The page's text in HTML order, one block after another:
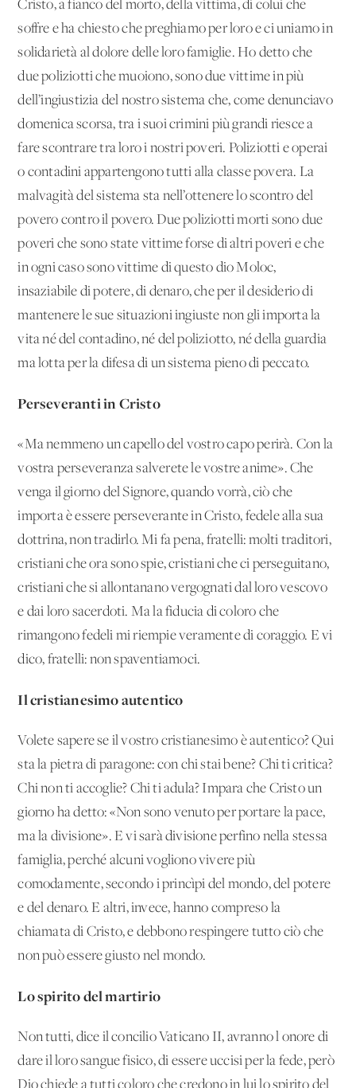
Cristo, a fianco del morto, della vittima, di colui che
soffre e ha chiesto che preghiamo per loro e ci uniamo in
solidarietà al dolore delle loro famiglie. Ho detto che
due poliziotti che muoiono, sono due vittime in più
dell’ingiustizia del nostro sistema che, come denunciavo
domenica scorsa, tra i suoi crimini più grandi riesce a
fare scontrare tra loro i nostri poveri. Poliziotti e operai
o contadini appartengono tutti alla classe povera. La
malvagità del sistema sta nell’ottenere lo scontro del
povero contro il povero. Due poliziotti morti sono due
poveri che sono state vittime forse di altri poveri e che
in ogni caso sono vittime di questo dio Moloc,
insaziabile di potere, di denaro, che per il desiderio di
mantenere le sue situazioni ingiuste non gli importa la
vita né del contadino, né del poliziotto, né della guardia
ma lotta per la difesa di un sistema pieno di peccato.
Perseveranti in Cristo
«Ma nemmeno un capello del vostro capo perirà. Con la
vostra perseveranza salverete le vostre anime». Che
venga il giorno del Signore, quando vorrà, ciò che
importa è essere perseverante in Cristo, fedele alla sua
dottrina, non tradirlo. Mi fa pena, fratelli: molti traditori,
cristiani che ora sono spie, cristiani che ci perseguitano,
cristiani che si allontanano vergognati dal loro vescovo
e dai loro sacerdoti. Ma la fiducia di coloro che
rimangono fedeli mi riempie veramente di coraggio. E vi
dico, fratelli: non spaventiamoci.
Il cristianesimo autentico
Volete sapere se il vostro cristianesimo è autentico? Qui
sta la pietra di paragone: con chi stai bene? Chi ti critica?
Chi non ti accoglie? Chi ti adula? Impara che Cristo un
giorno ha detto: «Non sono venuto per portare la pace,
ma la divisione». E vi sarà divisione perfino nella stessa
famiglia, perché alcuni vogliono vivere più
comodamente, secondo i princìpi del mondo, del potere
e del denaro. E altri, invece, hanno compreso la
chiamata di Cristo, e debbono respingere tutto ciò che
non può essere giusto nel mondo.
Lo spirito del martirio
Non tutti, dice il concilio Vaticano II, avranno l'onore di
dare il loro sangue fisico, di essere uccisi per la fede, però
Dio chiede a tutti coloro che credono in lui lo spirito del